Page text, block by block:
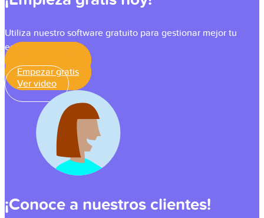
Utiliza nuestro software gratuito para gestionar mejor tu
equipo.
Empezar gratis
Ver video
¡Conoce a nuestros clientes!